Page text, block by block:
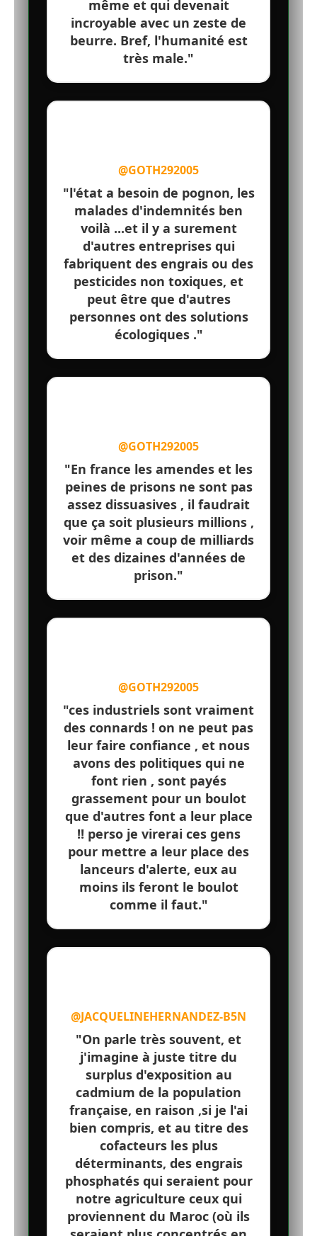
même et qui devenait
incroyable avec un zeste de
beurre. Bref, l'humanité est
très male."
@GOTH292005
"l'état a besoin de pognon, les
malades d'indemnités ben
voilà ...et il y a surement
d'autres entreprises qui
fabriquent des engrais ou des
pesticides non toxiques, et
peut être que d'autres
personnes ont des solutions
écologiques ."
@GOTH292005
"En france les amendes et les
peines de prisons ne sont pas
assez dissuasives , il faudrait
que ça soit plusieurs millions ,
voir même a coup de milliards
et des dizaines d'années de
prison."
@GOTH292005
"ces industriels sont vraiment
des connards ! on ne peut pas
leur faire confiance , et nous
avons des politiques qui ne
font rien , sont payés
grassement pour un boulot
que d'autres font a leur place
!! perso je virerai ces gens
pour mettre a leur place des
lanceurs d'alerte, eux au
moins ils feront le boulot
comme il faut."
@JACQUELINEHERNANDEZ-B5N
"On parle très souvent, et
j'imagine à juste titre du
surplus d'exposition au
cadmium de la population
française, en raison ,si je l'ai
bien compris, et au titre des
cofacteurs les plus
déterminants, des engrais
phosphatés qui seraient pour
notre agriculture ceux qui
proviennent du Maroc (où ils